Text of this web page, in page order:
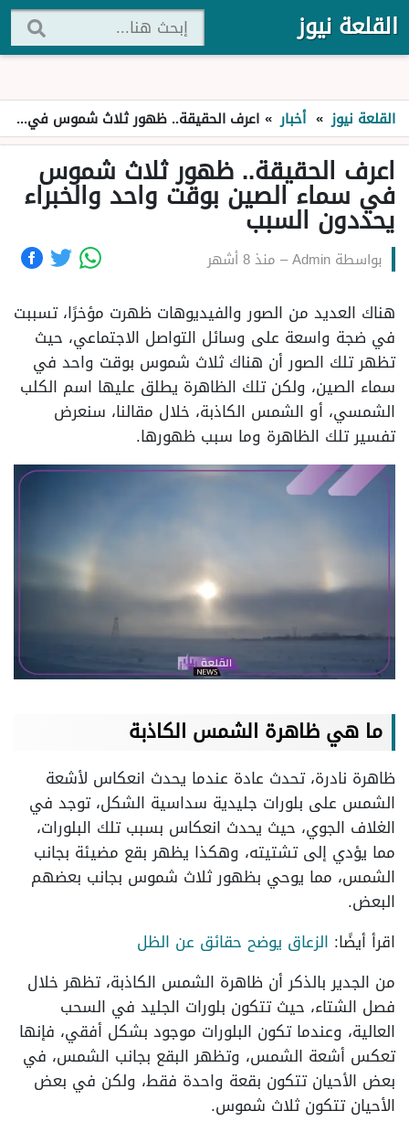
القلعة نيوز
القلعة نيوز » أخبار » اعرف الحقيقة.. ظهور ثلاث شموس في سماء الصين بوقت واحد والخبراء يحددون السبب
اعرف الحقيقة.. ظهور ثلاث شموس
في سماء الصين بوقت واحد والخبراء
يحددون السبب
بواسطة Admin
– منذ 8 أشهر
هناك العديد من الصور والفيديوهات ظهرت مؤخرًا، تسببت
في ضجة واسعة على وسائل التواصل الاجتماعي، حيث
تظهر تلك الصور أن هناك ثلاث شموس بوقت واحد في
سماء الصين، ولكن تلك الظاهرة يطلق عليها اسم الكلب
الشمسي، أو الشمس الكاذبة، خلال مقالنا، سنعرض
تفسير تلك الظاهرة وما سبب ظهورها.
ما هي ظاهرة الشمس الكاذبة
ظاهرة نادرة، تحدث عادة عندما يحدث انعكاس لأشعة
الشمس على بلورات جليدية سداسية الشكل، توجد في
الغلاف الجوي، حيث يحدث انعكاس بسبب تلك البلورات،
مما يؤدي إلى تشتيته، وهكذا يظهر بقع مضيئة بجانب
الشمس، مما يوحي بظهور ثلاث شموس بجانب بعضهم
البعض.
اقرأ أيضًا: الزعاق يوضح حقائق عن الظل
من الجدير بالذكر أن ظاهرة الشمس الكاذبة، تظهر خلال
فصل الشتاء، حيث تتكون بلورات الجليد في السحب
العالية، وعندما تكون البلورات موجود بشكل أفقي، فإنها
تعكس أشعة الشمس، وتظهر البقع بجانب الشمس، في
بعض الأحيان تتكون بقعة واحدة فقط، ولكن في بعض
الأحيان تتكون ثلاث شموس.